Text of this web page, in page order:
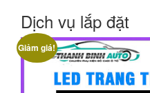
Dịch vụ lắp đặt
Giảm giá!